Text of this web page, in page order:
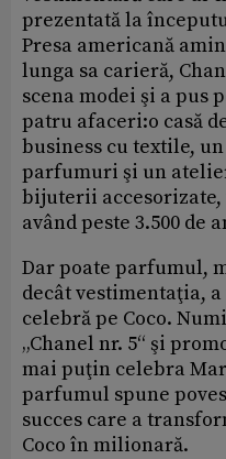
prezentată la
Presa americană
lunga sa carieră,
scena modei şi a pus
patru afaceri:o casă
business cu textile,
parfumuri şi un
bijuterii accesorizate,
având peste 3.500 de
Dar poate parfumul,
decât vestimentaţia, a
celebră pe Coco.
„Chanel nr. 5“ şi
mai puţin celebra
parfumul spune
succes care a
Coco în milionară.